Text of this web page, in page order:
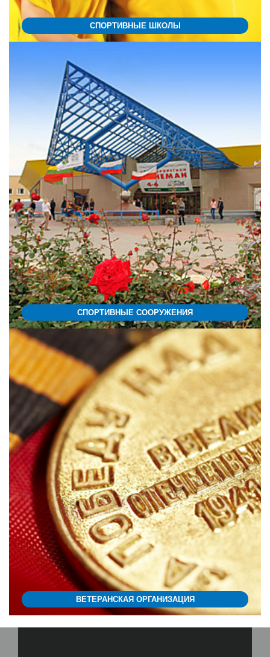
СПОРТИВНЫЕ ШКОЛЫ
СПОРТИВНЫЕ СООРУЖЕНИЯ
ВЕТЕРАНСКАЯ ОРГАНИЗАЦИЯ